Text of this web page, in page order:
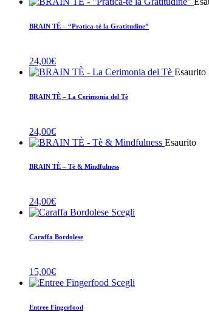
BRAIN TÈ – “Pratica-tè la Gratitudine”
24,00€
Esaurito
BRAIN TÈ – La Cerimonia del Tè
24,00€
Esaurito
BRAIN TÈ – Tè & Mindfulness
24,00€
Scegli
Caraffa Bordolese
15,00€
Scegli
Entree Fingerfood